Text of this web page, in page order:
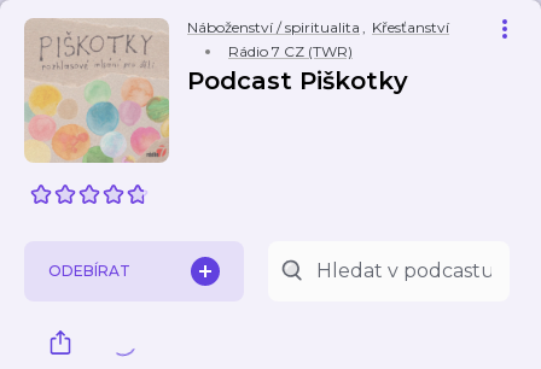
Náboženství / spiritualita , Křesťanství
Rádio 7 CZ (TWR)
Podcast Piškotky
ODEBÍRAT